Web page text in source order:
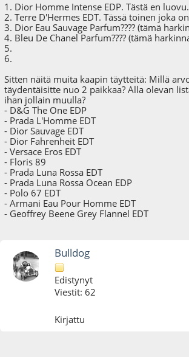
1. Dior Homme Intense EDP. Tästä en
2. Terre D'Hermes EDT. Tässä toinen joka
3. Dior Eau Sauvage Parfum???? (tämä
4. Bleu De Chanel Parfum???? (tämä
5.
6.
Sitten näitä muita kaapin täytteitä: Millä
täydentäisitte nuo 2 paikkaa? Alla olevan
ihan jollain muulla?
- D&G The One EDP
- Prada L'Homme EDT
- Dior Sauvage EDT
- Dior Fahrenheit EDT
- Versace Eros EDT
- Floris 89
- Prada Luna Rossa EDT
- Prada Luna Rossa Ocean EDP
- Polo 67 EDT
- Armani Eau Pour Homme EDT
- Geoffrey Beene Grey Flannel EDT
Bulldog
Edistynyt
Viestit: 62
Kirjattu